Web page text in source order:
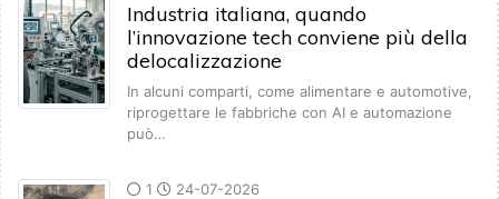
Industria italiana, quando
l’innovazione tech conviene più della
delocalizzazione
In alcuni comparti, come alimentare e automotive,
riprogettare le fabbriche con AI e automazione
può…
1 24-07-2026